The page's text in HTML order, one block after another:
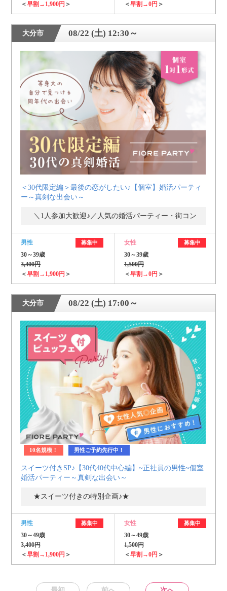
＜早割→1,900円 ＞
＜早割→0円 ＞
大分市 08/22 (土) 12:30～
＜30代限定編＞最後の恋がしたい♪【個室】婚活パーティ
ー～真剣な出会い～
＼1人参加大歓迎♪／人気の婚活パーティー・街コン
男性 募集中
30～39歳
3,400円
＜早割→1,900円 ＞
女性 募集中
30～39歳
1,500円
＜早割→0円 ＞
大分市 08/22 (土) 17:00～
10名規模！ 男性ご予約先行中！
スイーツ付きSP♪【30代40代中心編】~正社員の男性~個室
婚活パーティー～真剣な出会い～
★スイーツ付きの特別企画♪★
男性 募集中
30～49歳
3,400円
＜早割→1,900円 ＞
女性 募集中
30～49歳
1,500円
＜早割→0円 ＞